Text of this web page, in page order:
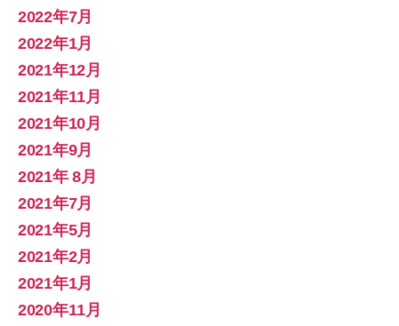
2022年7月
2022年1月
2021年12月
2021年11月
2021年10月
2021年9月
2021年 8月
2021年7月
2021年5月
2021年2月
2021年1月
2020年11月